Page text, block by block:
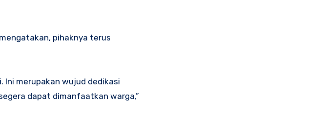
pihaknya terus
Ini merupakan wujud dedikasi
dapat dimanfaatkan warga,”